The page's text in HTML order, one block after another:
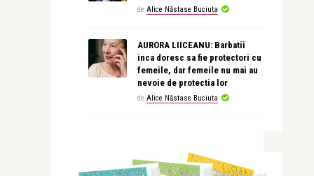
de Alice Năstase Buciuta
AURORA LIICEANU: Barbatii
inca doresc sa fie protectori cu
femeile, dar femeile nu mai au
nevoie de protectia lor
de Alice Năstase Buciuta